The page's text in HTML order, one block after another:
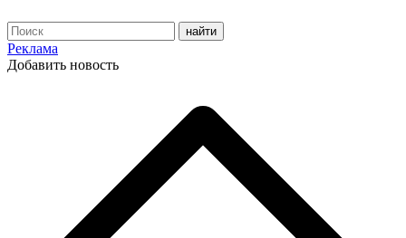
Реклама
Добавить новость